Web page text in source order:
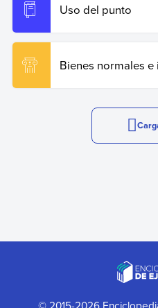
Uso del punto
Bienes normales